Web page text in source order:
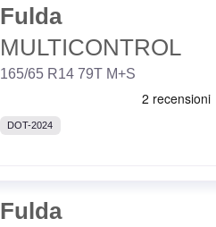
Fulda
MULTICONTROL
165/65 R14 79T M+S
DOT-2024
Fulda